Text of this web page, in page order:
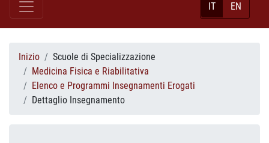
IT EN
Inizio
Scuole di Specializzazione
Medicina Fisica e Riabilitativa
Elenco e Programmi Insegnamenti Erogati
Dettaglio Insegnamento